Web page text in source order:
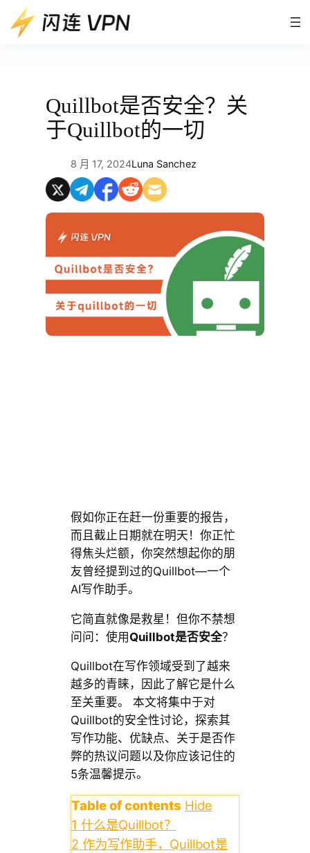
至
Quillbot是否安全？关
于Quillbot的一切
8 月 17, 2024Luna Sanchez
假如你正在赶一份重要的报告，
而且截止日期就在明天！你正忙
得焦头烂额，你突然想起你的朋
友曾经提到过的Quillbot—一个
AI写作助手。
它简直就像是救星！但你不禁想
问问：使用Quillbot是否安全？
Quillbot在写作领域受到了越来
越多的青睐，因此了解它是什么
至关重要。 本文将集中于对
Quillbot的安全性讨论，探索其
写作功能、优缺点、关于是否作
弊的热议问题以及你应该记住的
5条温馨提示。
Table of contents Hide
1 什么是Quillbot？
2 作为写作助手，Quillbot是